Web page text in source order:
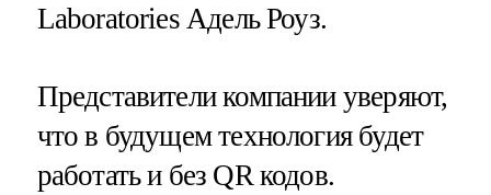
Laboratories Адель Роуз.
Представители компании уверяют,
что в будущем технология будет
работать и без QR кодов.